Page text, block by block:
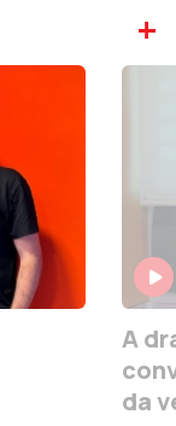
+
A
da